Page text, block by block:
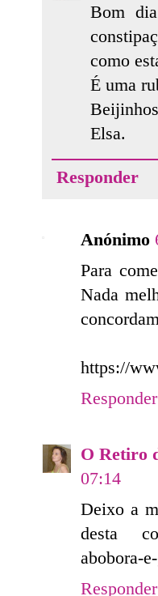
Bom
como
É uma
Elsa.
Responder
Anónimo
Para
Nada
https://
Responder
O Retiro
07:14
Deixo a
desta
abobora-
Responder